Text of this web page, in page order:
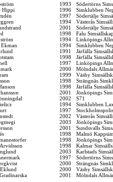
1993
Södertörns
Hippi 1996
Simklubben
1997
Södertälje
1994
Västerås
2001
Södertälje
1998
Falu
1994
Linköpings
1994
Simklubben
1991
Järfälla
1998
Järfälla
1997
Linköpings
2000
Mölndals
1999
Väsby
1998
Strängnäs
1998
Järfälla
2001
Jönköpings
2002
S71
1994
Simklubben
1997
2002
Västerås
2003
Jönköpings
2001
Sundsvalls
1998
Malmö
1998
Jönköpings
1998
Kalmar
2003
Karlstads
1997
Södertörns
2000
Strängnäs
2000
Väsby
2001 Mölndals